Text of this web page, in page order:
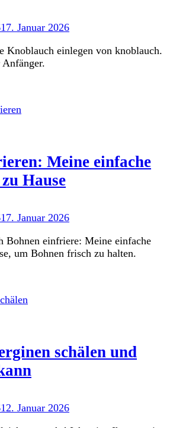
17. Januar 2026
Knoblauch einlegen von knoblauch.
Meine einfache
Hause
17. Januar 2026
Bohnen einfriere: Meine einfache
um Bohnen frisch zu halten.
schälen und
12. Januar 2026